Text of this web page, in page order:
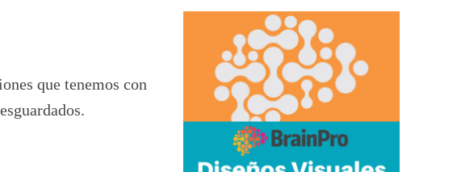
que tenemos con